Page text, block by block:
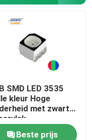
SMD LED 3535
kleur Hoge
met zwart
Beste prijs